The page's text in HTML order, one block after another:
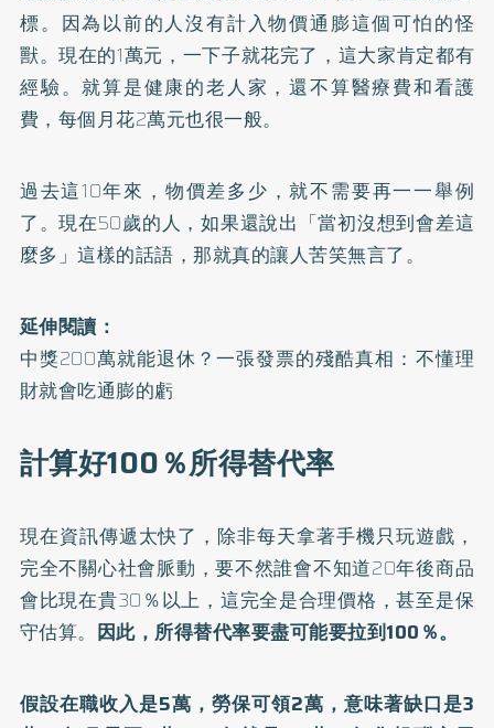
標。因為以前的人沒有計入物價通膨這個可怕的怪
獸。現在的1萬元，一下子就花完了，這大家肯定都有
經驗。就算是健康的老人家，還不算醫療費和看護
費，每個月花2萬元也很一般。
過去這10年來，物價差多少，就不需要再一一舉例
了。現在50歲的人，如果還說出「當初沒想到會差這
麼多」這樣的話語，那就真的讓人苦笑無言了。
延伸閱讀：
中獎200萬就能退休？一張發票的殘酷真相：不懂理
財就會吃通膨的虧
計算好100％所得替代率
現在資訊傳遞太快了，除非每天拿著手機只玩遊戲，
完全不關心社會脈動，要不然誰會不知道20年後商品
會比現在貴30％以上，這完全是合理價格，甚至是保
守估算。 因此，所得替代率要盡可能要拉到100％。
假設在職收入是5萬，勞保可領2萬，意味著缺口是3